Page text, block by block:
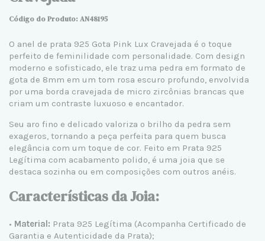
Código do Produto: AN48195
O anel de prata 925 Gota Pink Lux Cravejada é o toque
perfeito de feminilidade com personalidade. Com design
moderno e sofisticado, ele traz uma pedra em formato de
gota de 8mm em um tom rosa escuro profundo, envolvida
por uma borda cravejada de micro zircônias brancas que
criam um contraste luxuoso e encantador.
Seu aro fino e delicado valoriza o brilho da pedra sem
exageros, tornando a peça perfeita para quem busca
elegância com um toque de cor. Feito em Prata 925
Legítima com acabamento polido, é uma joia que se
destaca sozinha ou em composições com outros anéis.
Características da Joia:
• Material: Prata 925 Legítima (Acompanha Certificado de
Garantia e Autenticidade da Prata);